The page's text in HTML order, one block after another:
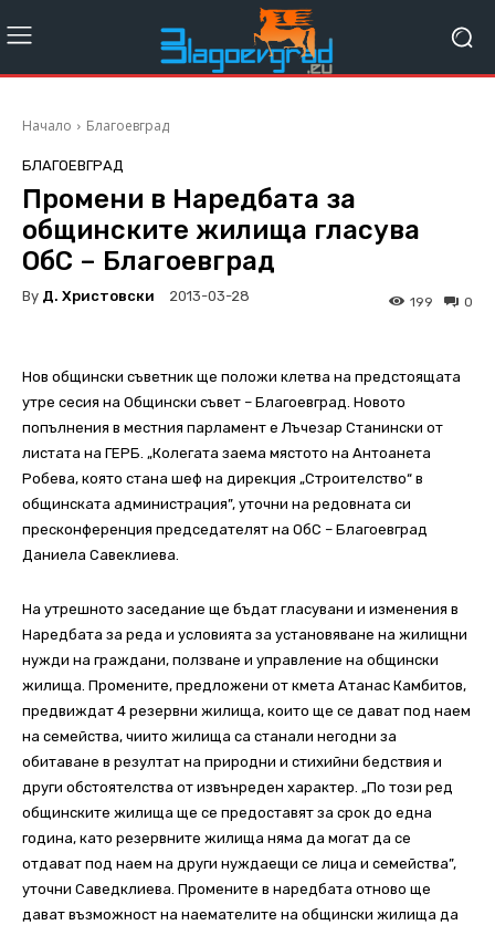
Начало Благоевград
БЛАГОЕВГРАД
Промени в Наредбата за
общинските жилища гласува
ОбС – Благоевград
By Д. Христовски 2013-03-28 0
199
Нов общински съветник ще положи клетва на предстоящата
утре сесия на Общински съвет – Благоевград. Новото
попълнения в местния парламент е Лъчезар Станински от
листата на ГЕРБ. „Колегата заема мястото на Антоанета
Робева, която стана шеф на дирекция „Строителство“ в
общинската администрация”, уточни на редовната си
пресконференция председателят на ОбС – Благоевград
Даниела Савеклиева.
На утрешното заседание ще бъдат гласувани и изменения в
Наредбата за реда и условията за установяване на жилищни
нужди на граждани, ползване и управление на общински
жилища. Промените, предложени от кмета Атанас Камбитов,
предвиждат 4 резервни жилища, които ще се дават под наем
на семейства, чиито жилища са станали негодни за
обитаване в резултат на природни и стихийни бедствия и
други обстоятелства от извънреден характер. „По този ред
общинските жилища ще се предоставят за срок до една
година, като резервните жилища няма да могат да се
отдават под наем на други нуждаещи се лица и семейства”,
уточни Саведклиева. Промените в наредбата отново ще
дават възможност на наемателите на общински жилища да